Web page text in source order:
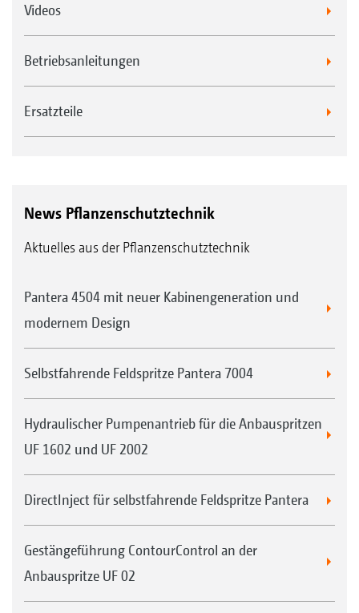
Videos
Betriebsanleitungen
Ersatzteile
News Pflanzenschutztechnik
Aktuelles aus der Pflanzenschutztechnik
Pantera 4504 mit neuer Kabinengeneration und
modernem Design
Selbstfahrende Feldspritze Pantera 7004
Hydraulischer Pumpenantrieb für die Anbauspritzen
UF 1602 und UF 2002
DirectInject für selbstfahrende Feldspritze Pantera
Gestängeführung ContourControl an der
Anbauspritze UF 02